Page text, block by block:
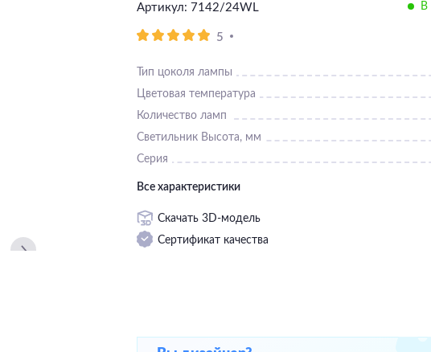
Артикул: 7142/24WL В
5
Тип цоколя лампы
Цветовая температура
Количество ламп
Светильник Высота, мм
Серия
Все характеристики
Скачать 3D-модель
Сертификат качества